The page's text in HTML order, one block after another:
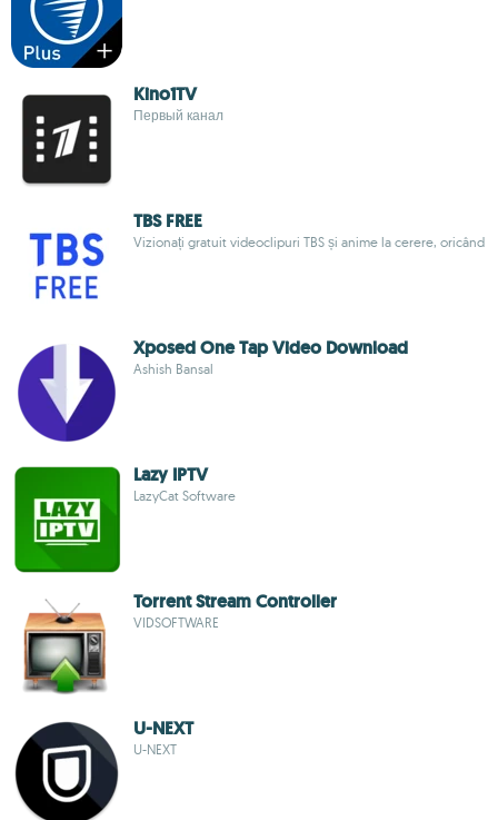
Kino1TV
Первый канал
TBS FREE
Vizionați gratuit videoclipuri TBS și anime la cerere, oricând
Xposed One Tap Video Download
Ashish Bansal
Lazy IPTV
LazyCat Software
Torrent Stream Controller
VIDSOFTWARE
U-NEXT
U-NEXT